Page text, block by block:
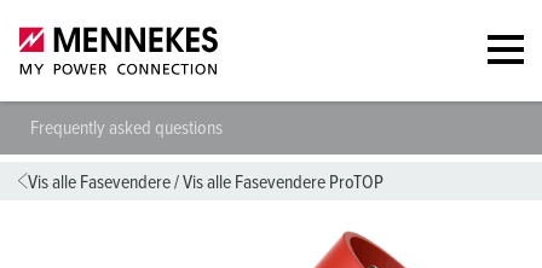
Frequently asked questions
Vis alle Fasevendere/Vis alle Fasevendere ProTOP